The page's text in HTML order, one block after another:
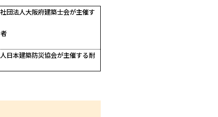
団法人大阪府建築士会が主催す
日本建築防災協会が主催する耐